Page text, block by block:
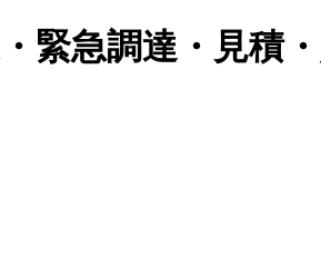
緊急調達・見積